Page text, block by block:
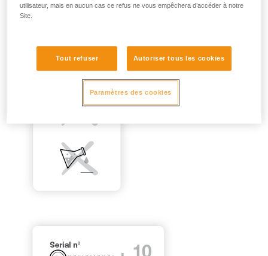
utilisateur, mais en aucun cas ce refus ne vous empêchera d’accéder à notre
Site.
Tout refuser Autoriser tous les cookies
Paramètres des cookies